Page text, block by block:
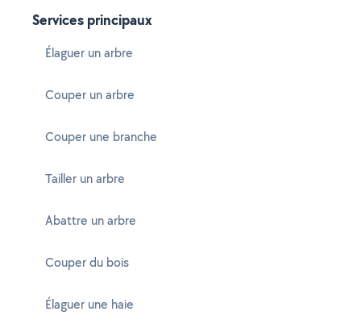
Services principaux
Élaguer un arbre
Couper un arbre
Couper une branche
Tailler un arbre
Abattre un arbre
Couper du bois
Élaguer une haie